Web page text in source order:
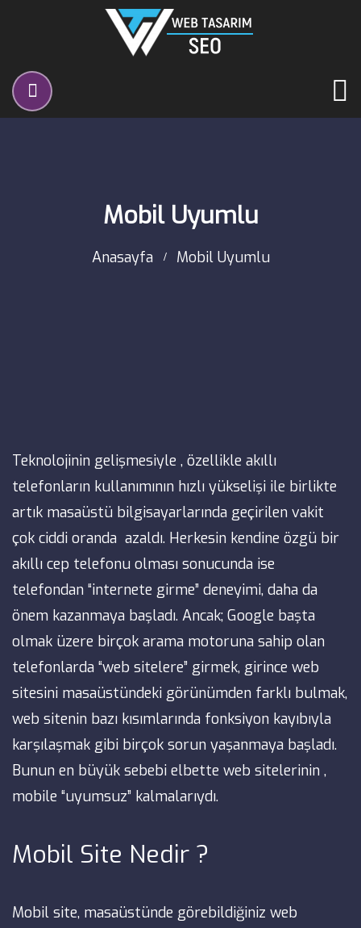
Mobil Uyumlu
Anasayfa Mobil Uyumlu
Teknolojinin gelişmesiyle , özellikle akıllı
telefonların kullanımının hızlı yükselişi ile birlikte
artık masaüstü bilgisayarlarında geçirilen vakit
çok ciddi oranda azaldı. Herkesin kendine özgü bir
akıllı cep telefonu olması sonucunda ise
telefondan “internete girme” deneyimi, daha da
önem kazanmaya başladı. Ancak; Google başta
olmak üzere birçok arama motoruna sahip olan
telefonlarda “web sitelere” girmek, girince web
sitesini masaüstündeki görünümden farklı bulmak,
web sitenin bazı kısımlarında fonksiyon kayıbıyla
karşılaşmak gibi birçok sorun yaşanmaya başladı.
Bunun en büyük sebebi elbette web sitelerinin ,
mobile “uyumsuz” kalmalarıydı.
Mobil Site Nedir ?
Mobil site, masaüstünde görebildiğiniz web